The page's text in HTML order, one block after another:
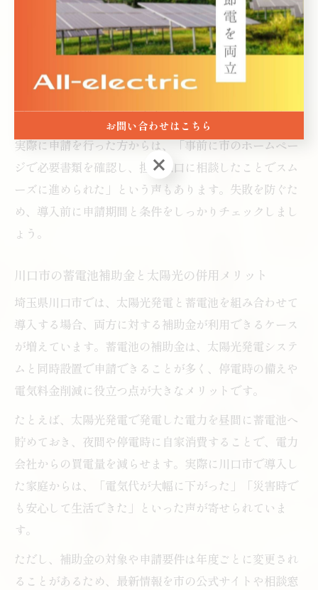
主な申請条件としては、川口市内の住宅であること、太
陽光発電システムが一定出力以上であること、施工業者
が認定を受けていることなどが挙げられます。申請には
見積書や設置計画書、本人確認書類など複数の書類が必
要となり、不備があると審査が遅れる原因になります。
実際に申請を行った方からは、「事前に市のホームペー
ジで必要書類を確認し、担当窓口に相談したことでスム
ーズに進められた」という声もあります。失敗を防ぐた
め、導入前に申請期間と条件をしっかりチェックしまし
ょう。
川口市の蓄電池補助金と太陽光の併用メリット
埼玉県川口市では、太陽光発電と蓄電池を組み合わせて
導入する場合、両方に対する補助金が利用できるケース
が増えています。蓄電池の補助金は、太陽光発電システ
ムと同時設置で申請できることが多く、停電時の備えや
電気料金削減に役立つ点が大きなメリットです。
たとえば、太陽光発電で発電した電力を昼間に蓄電池へ
貯めておき、夜間や停電時に自家消費することで、電力
会社からの買電量を減らせます。実際に川口市で導入し
た家庭からは、「電気代が大幅に下がった」「災害時で
も安心して生活できた」といった声が寄せられていま
す。
ただし、補助金の対象や申請要件は年度ごとに変更され
ることがあるため、最新情報を市の公式サイトや相談窓
お問い合わせはこちら
お問い合わせはこちら